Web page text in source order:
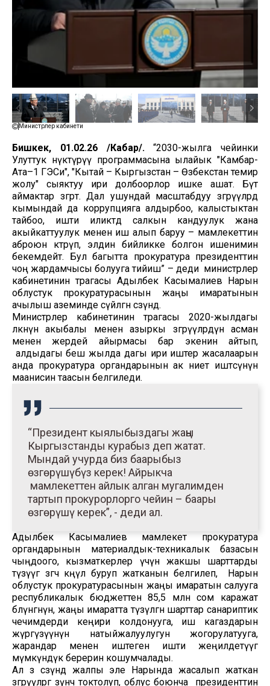
Министрлер кабинети
Бишкек, 01.02.26 /Кабар/. “2030-жылга чейинки
Улуттук өнүктүрүү программасына ылайык "Камбар-
Ата–1 ГЭСи", "Кытай – Кыргызстан – Өзбекстан темир
жолу" сыяктуу ири долбоорлор ишке ашат. Бүт
аймактар өзгөрөт. Дал ушундай масштабдуу өзгөрүүлөрдө
кымындай да коррупцияга алдырбоо, калыстыктан
тайбоо, ишти иликтөөдө салкын кандуулук жана
акыйкаттуулук менен иш алып баруу – мамлекеттин
аброюн көтөрүп, элдин бийликке болгон ишенимин
бекемдейт. Бул багытта прокуратура президенттин
чоң жардамчысы болууга тийиш” – деди министрлер
кабинетинин төрагасы Адылбек Касымалиев Нарын
облустук прокуратурасынын жаңы имаратынын
ачылыш аземинде сүйлөгөн сөзүндө.
Министрлер кабинетинин төрагасы 2020-жылдагы
өлкөнүн акыбалы менен азыркы өзгөрүүлөрдүн асман
менен жердей айырмасы бар экенин айтып,
алдыдагы беш жылда дагы ири иштер жасалаарын
анда прокуратура органдарынын ак ниет иштөөсүнүн
маанисин таасын белгиледи.
“Президент кыялыбыздагы жаңы
Кыргызстанды курабыз деп жатат.
Мындай учурда биз баарыбыз
өзгөрүшүбүз керек! Айрыкча
мамлекеттен айлык алган мугалимден
тартып прокурорлорго чейин – баары
өзгөрүшү керек”, - деди ал.
Адылбек Касымалиев мамлекет прокуратура
органдарынын материалдык-техникалык базасын
чыңдоого, кызматкерлер үчүн жакшы шарттарды
түзүүгө өзгөчө көңүл буруп жатканын белгилеп, Нарын
облустук прокуратурасынын жаңы имаратын салууга
республикалык бюджеттен 85,5 млн сом каражат
бөлүнгөнүн, жаңы имаратта түзүлгөн шарттар санариптик
чечимдерди кеңири колдонууга, иш кагаздарын
жүргүзүүнүн натыйжалуулугун жогорулатууга,
жарандар менен иштеген ишти жеңилдетүүгө
мүмкүндүк берерин кошумчалады.
Ал өз сөзүндө жалпы эле Нарында жасалып жаткан
өзгөрүүлөргө өзүнчө токтолуп, облус боюнча президенттин